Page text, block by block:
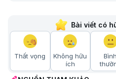
Bài viết có
Thất vọng
Không hữu
ích
Bình